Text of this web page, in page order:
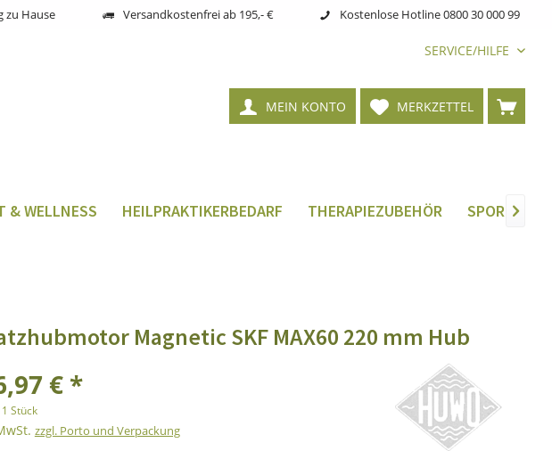
zu Hause Versandkostenfrei ab 195,- € Kostenlose Hotline 0800 30 000 99
SERVICE/HILFE
MERKZETTEL
MEIN KONTO
& WELLNESS HEILPRAKTIKERBEDARF THERAPIEZUBEHÖR 
Magnetic SKF MAX60 220 mm Hub
€ *
1 Stück
zzgl. Porto und Verpackung